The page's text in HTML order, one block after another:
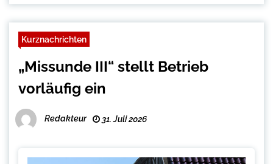
Kurznachrichten
„Missunde III“ stellt Betrieb
vorläufig ein
Redakteur 31. Juli 2026